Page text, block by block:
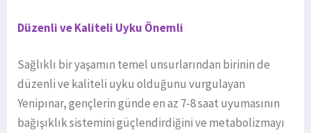
Düzenli ve Kaliteli Uyku Önemli
Sağlıklı bir yaşamın temel unsurlarından birinin de
düzenli ve kaliteli uyku olduğunu vurgulayan
Yenipınar, gençlerin günde en az 7-8 saat uyumasının
bağışıklık sistemini güçlendirdiğini ve metabolizmayı